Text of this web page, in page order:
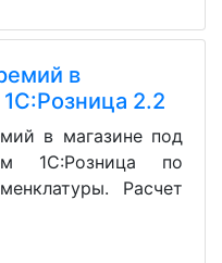
в
1С:Розница 2.2
в магазине под
1С:Розница по
Расчет